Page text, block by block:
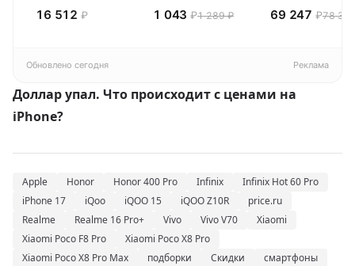
Смарт ТВ HD
16 512 ₽
полотенец 4 шт,
1 043₽1 289 ₽
(2026) Смарт ТВ
69 247 ₽78
Обновлено сегодня Реклама
Доллар упал. Что происходит с ценами на
iPhone?
Apple Honor Honor 400 Pro Infinix
Infinix Hot 60 Pro
iPhone 17
iQoo iQOO 15 iQOO Z10R
price.ru
Realme
Realme 16 Pro+ Vivo Vivo V70
Xiaomi
Xiaomi Poco F8 Pro
Xiaomi Poco X8 Pro
Xiaomi Poco X8 Pro Max
подборки Скидки
смартфоны